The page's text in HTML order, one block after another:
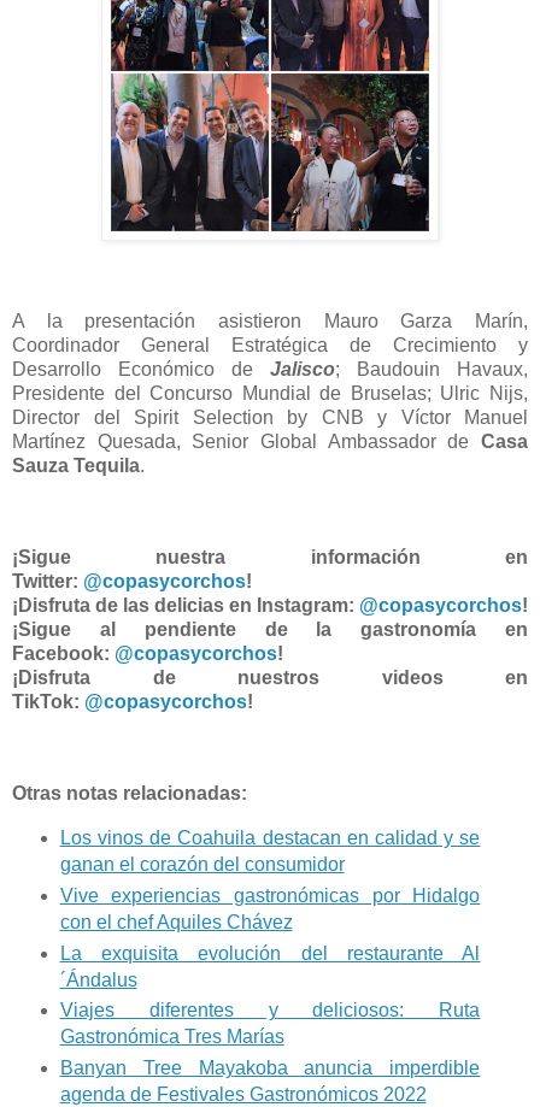
A la presentación asistieron Mauro Garza Marín,
Coordinador General Estratégica de Crecimiento y
Desarrollo Económico de Jalisco; Baudouin Havaux,
Presidente del Concurso Mundial de Bruselas; Ulric Nijs,
Director del Spirit Selection by CNB y Víctor Manuel
Martínez Quesada, Senior Global Ambassador de Casa
Sauza Tequila.
¡Sigue nuestra información en
Twitter: @copasycorchos!
¡Disfruta de las delicias en Instagram: @copasycorchos!
¡Sigue al pendiente de la gastronomía en
Facebook: @copasycorchos!
¡Disfruta de nuestros videos en
TikTok: @copasycorchos!
Otras notas relacionadas:
Los vinos de Coahuila destacan en calidad y se
ganan el corazón del consumidor
Vive experiencias gastronómicas por Hidalgo
con el chef Aquiles Chávez
La exquisita evolución del restaurante Al
´Ándalus
Viajes diferentes y deliciosos: Ruta
Gastronómica Tres Marías
Banyan Tree Mayakoba anuncia imperdible
agenda de Festivales Gastronómicos 2022